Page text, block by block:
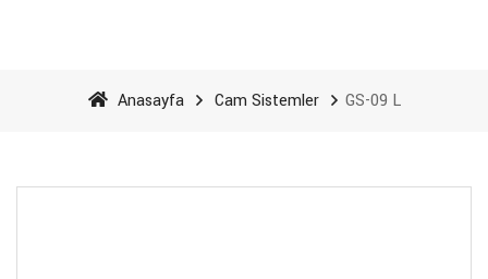
Anasayfa Cam Sistemler GS-09 L